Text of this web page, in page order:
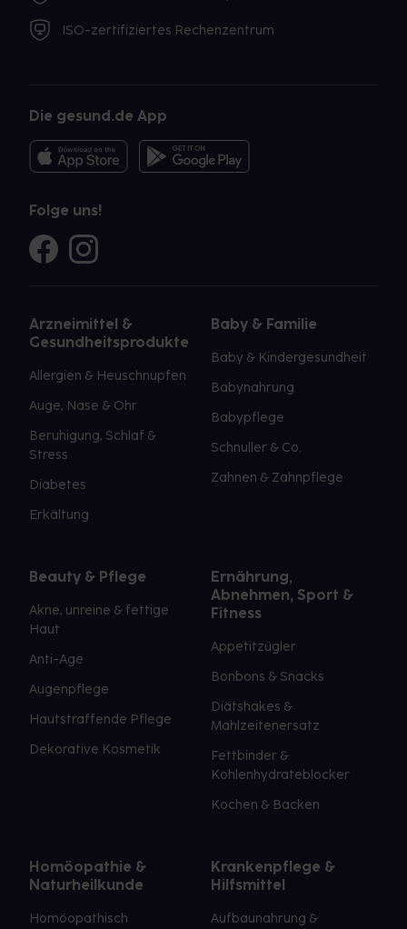
ISO-zertifiziertes Rechenzentrum
Die gesund.de App
Folge uns!
Arzneimittel &
Gesundheitsprodukte
Allergien & Heuschnupfen
Auge, Nase & Ohr
Beruhigung, Schlaf &
Stress
Diabetes
Erkältung
Baby & Familie
Baby & Kindergesundheit
Babynahrung
Babypflege
Schnuller & Co.
Zahnen & Zahnpflege
Beauty & Pflege
Akne, unreine & fettige
Haut
Anti-Age
Augenpflege
Hautstraffende Pflege
Dekorative Kosmetik
Ernährung,
Abnehmen, Sport &
Fitness
Appetitzügler
Bonbons & Snacks
Diätshakes &
Mahlzeitenersatz
Fettbinder &
Kohlenhydrateblocker
Kochen & Backen
Homöopathie &
Naturheilkunde
Homöopathisch
Krankenpflege &
Hilfsmittel
Aufbaunahrung &